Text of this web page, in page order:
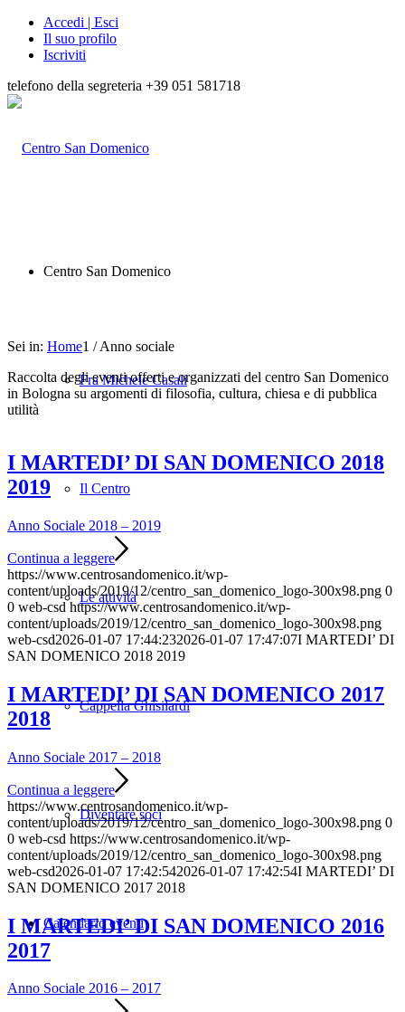
Accedi | Esci
Il suo profilo
Iscriviti
telefono della segreteria +39 051 581718
Centro San Domenico
Fra Michele Casali
Il Centro
Le attività
Cappella Ghisilardi
Diventare soci
Calendario eventi
Sei in: Home1 / Anno sociale
Raccolta degli eventi offerti e organizzati del centro San Domenico
in Bologna su argomenti di filosofia, cultura, chiesa e di pubblica
utilità
I MARTEDI’ DI SAN DOMENICO 2018
2019
Anno Sociale 2018 – 2019
Continua a leggere
https://www.centrosandomenico.it/wp-
content/uploads/2019/12/centro_san_domenico_logo-300x98.png 0
0 web-csd https://www.centrosandomenico.it/wp-
content/uploads/2019/12/centro_san_domenico_logo-300x98.png
web-csd2026-01-07 17:44:232026-01-07 17:47:07I MARTEDI’ DI
SAN DOMENICO 2018 2019
I MARTEDI’ DI SAN DOMENICO 2017
2018
Anno Sociale 2017 – 2018
Continua a leggere
https://www.centrosandomenico.it/wp-
content/uploads/2019/12/centro_san_domenico_logo-300x98.png 0
0 web-csd https://www.centrosandomenico.it/wp-
content/uploads/2019/12/centro_san_domenico_logo-300x98.png
web-csd2026-01-07 17:42:542026-01-07 17:42:54I MARTEDI’ DI
SAN DOMENICO 2017 2018
I MARTEDI’ DI SAN DOMENICO 2016
2017
Anno Sociale 2016 – 2017